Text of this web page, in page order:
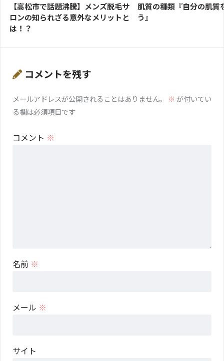
【高松市で話題沸騰】メンズ脱毛サ
ロンの知られざる意外なメリットと
は！？
肌質の種類『自分の肌質
う』
コメントを残す
メールアドレスが公開されることはありません。 ※が付いてい
る欄は必須項目です
コメント ※
名前 ※
メール ※
サイト